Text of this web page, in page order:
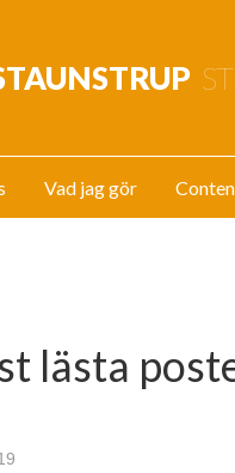
Vad jag gör
lästa